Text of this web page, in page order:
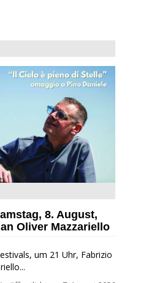
Mazzariello zu Gast beim
8. August,
Oliver Mazzariello
um 21 Uhr, Fabrizio